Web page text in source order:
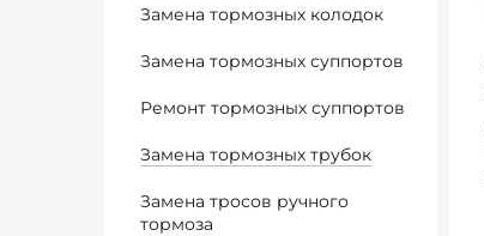
Замена тормозных колодок
Замена тормозных суппортов
Ремонт тормозных суппортов
Замена тормозных трубок
Замена тросов ручного
тормоза